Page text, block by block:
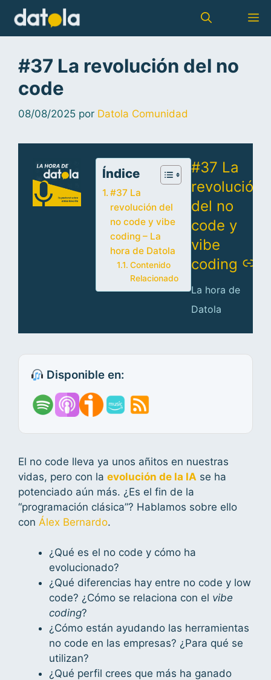
#37 La revolución del no
code
08/08/2025 por Datola Comunidad
Índice
#37 La
revolución del
no code y vibe
coding – La
hora de Datola
Contenido
Relacionado
#37 La
revolución
del no
code y
vibe
coding
–
La hora de
Datola
Disponible en:
El no code lleva ya unos añitos en nuestras
vidas, pero con la evolución de la IA se ha
potenciado aún más. ¿Es el fin de la
“programación clásica”? Hablamos sobre ello
con ⁠Álex Bernardo⁠.
¿Qué es el no code y cómo ha
evolucionado?
¿Qué diferencias hay entre no code y low
code? ¿Cómo se relaciona con el vibe
coding?
¿Cómo están ayudando las herramientas
no code en las empresas? ¿Para qué se
utilizan?
¿Qué perfil crees que más ha ganado